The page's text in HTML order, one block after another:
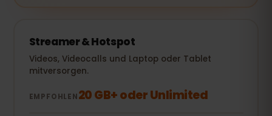
Streamer & Hotspot
Videos, Videocalls und Laptop oder Tablet
mitversorgen.
EMPFOHLEN20 GB+ oder Unlimited